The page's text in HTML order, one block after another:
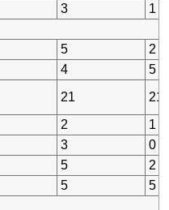
3
1
5
2
4
5
21
21
2
1
3
0
5
2
5
5